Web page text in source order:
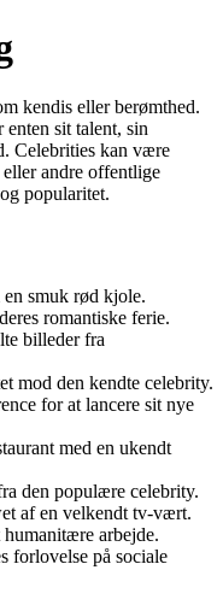
kendis eller berømthed.
sit talent, sin
Celebrities kan være
andre offentlige
popularitet.
smuk rød kjole.
romantiske ferie.
billeder fra
mod den kendte celebrity.
for at lancere sit nye
med en ukendt
den populære celebrity.
af en velkendt tv-vært.
arbejde.
forlovelse på sociale